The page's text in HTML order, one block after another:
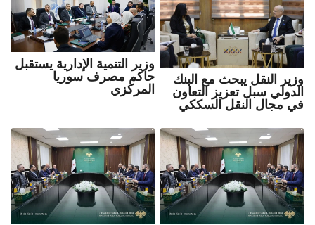
وزير النقل يبحث مع البنك
الدولي سبل تعزيز التعاون
في مجال النقل السككي
وزير التنمية الإدارية يستقبل
حاكم مصرف سوريا
المركزي